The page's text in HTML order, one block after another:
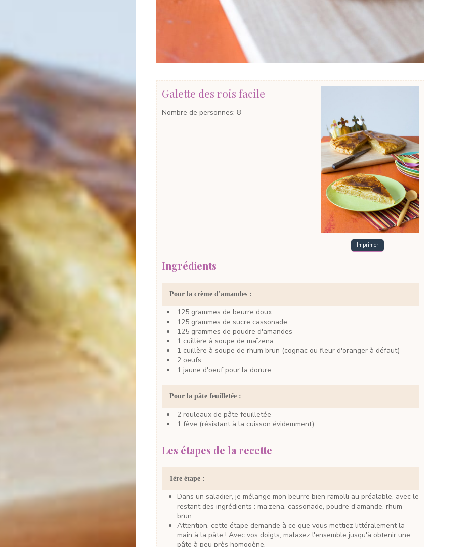
Imprimer
Galette des rois facile
Nombre de personnes: 8
Ingrédients
Pour la crème d'amandes :
125 grammes de beurre doux
125 grammes de sucre cassonade
125 grammes de poudre d'amandes
1 cuillère à soupe de maïzena
1 cuillère à soupe de rhum brun (cognac ou fleur d'oranger à défaut)
2 oeufs
1 jaune d'oeuf pour la dorure
Pour la pâte feuilletée :
2 rouleaux de pâte feuilletée
1 fève (résistant à la cuisson évidemment)
Les étapes de la recette
1ère étape :
Dans un saladier, je mélange mon beurre bien ramolli au préalable, avec le
restant des ingrédients : maïzena, cassonade, poudre d'amande, rhum
brun.
Attention, cette étape demande à ce que vous mettiez littéralement la
main à la pâte ! Avec vos doigts, malaxez l'ensemble jusqu'à obtenir une
pâte à peu près homogène.